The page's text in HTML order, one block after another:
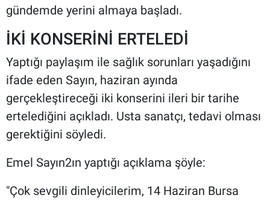
gündemde yerini almaya başladı.
İKİ KONSERİNİ ERTELEDİ
Yaptığı paylaşım ile sağlık sorunları yaşadığını
ifade eden Sayın, haziran ayında
gerçekleştireceği iki konserini ileri bir tarihe
ertelediğini açıkladı. Usta sanatçı, tedavi olması
gerektiğini söyledi.
Emel Sayın2ın yaptığı açıklama şöyle:
"Çok sevgili dinleyicilerim, 14 Haziran Bursa